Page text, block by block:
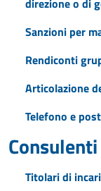
direzione o di
Sanzioni per
Rendiconti
Articolazione
Telefono e
Titolari di